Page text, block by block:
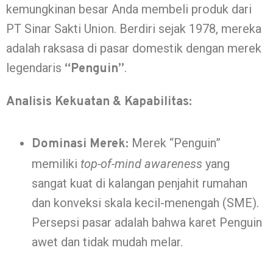
kemungkinan besar Anda membeli produk dari
PT Sinar Sakti Union. Berdiri sejak 1978, mereka
adalah raksasa di pasar domestik dengan merek
legendaris “Penguin”.
Analisis Kekuatan & Kapabilitas:
Dominasi Merek: Merek “Penguin”
memiliki top-of-mind awareness yang
sangat kuat di kalangan penjahit rumahan
dan konveksi skala kecil-menengah (SME).
Persepsi pasar adalah bahwa karet Penguin
awet dan tidak mudah melar.